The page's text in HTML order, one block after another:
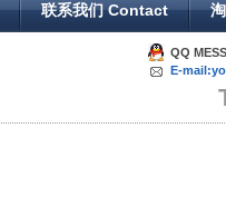
联系我们 Contact
QQ
E-